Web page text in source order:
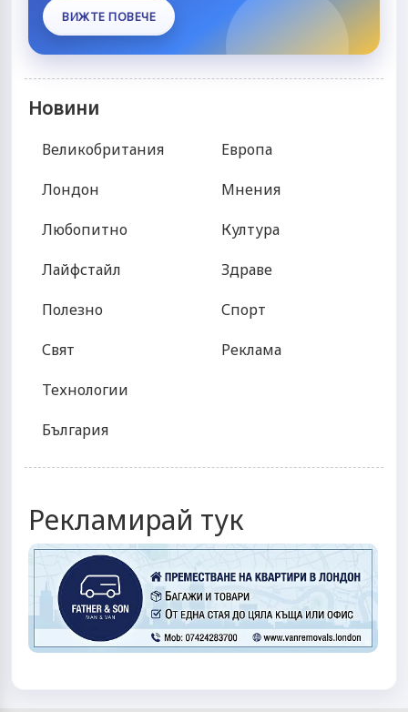
ВИЖТЕ ПОВЕЧЕ
Новини
Великобритания
Лондон
Любопитно
Лайфстайл
Полезно
Свят
Технологии
България
Европа
Мнения
Култура
Здраве
Спорт
Реклама
Рекламирай тук